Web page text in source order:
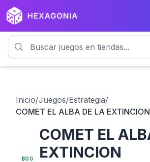
Inicio/Juegos/Estrategia/
COMET EL ALBA DE LA EXTINCION
BGG
COMET EL
EXTINCION